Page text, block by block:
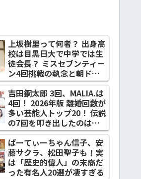
上坂樹里って何者？ 出身高
校は目黒日大で中学では生
徒会長？ ミスセブンティー
ン4回挑戦の執念と朝ドラ
『風、薫る』抜擢までの全
軌跡
吉田鋼太郎 3回、MALIA.は
4回！ 2026年版 離婚回数が
多い芸能人トップ20！ 伝説
の7回を叩き出したのは…
ぱーてぃーちゃん信子、安
藤サクラ、松田聖子も！実
は「歴史的偉人」の末裔だ
った有名人20選が凄すぎる